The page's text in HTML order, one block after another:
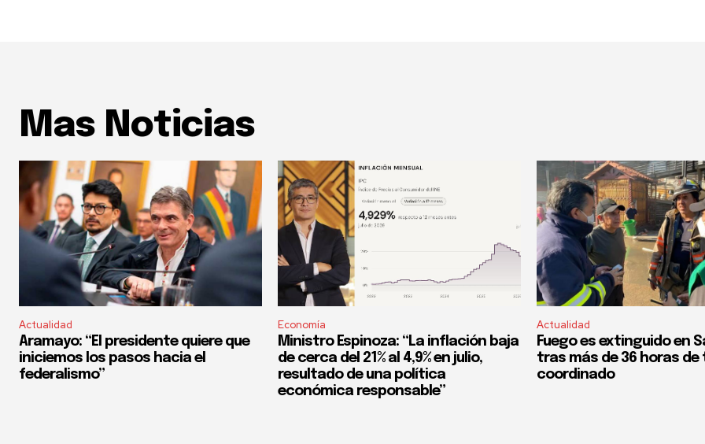
Mas Noticias
Actualidad
Aramayo: “El presidente quiere que
iniciemos los pasos hacia el
federalismo”
Economía
Ministro Espinoza: “La inflación baja
de cerca del 21% al 4,9% en julio,
resultado de una política
económica responsable”
Actualidad
Fuego es extinguido en
tras más de 36 horas de
coordinado